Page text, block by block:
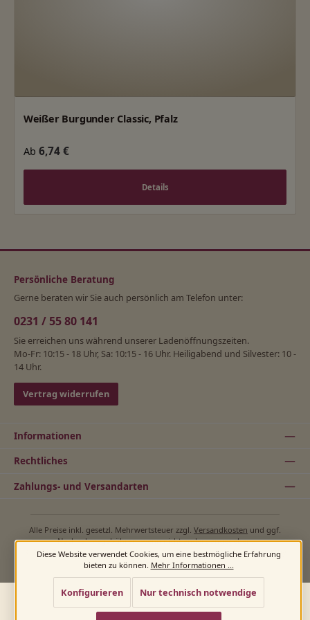
Weißer Burgunder Classic, Pfalz
Regulärer Preis:
Ab 6,74 €
Details
Persönliche Beratung
Gerne beraten wir Sie auch persönlich am Telefon unter:
0231 / 55 80 141
Sie erreichen uns während unserer Ladenöffnungszeiten.
Mo-Fr: 10:15 - 18 Uhr, Sa: 10:15 - 16 Uhr. Heiligabend und Silvester: 10 -
14 Uhr.
Vertrag widerrufen
Informationen
Rechtliches
Zahlungs- und Versandarten
Alle Preise inkl. gesetzl. Mehrwertsteuer zzgl. Versandkosten und ggf.
Nachnahmegebühren, wenn nicht anders angegeben.
© 2026 Zapfhahn, Simone Erpelding - Alle Rechte vorbehalten. Theme by
ThemeWare®
Diese Website verwendet Cookies, um eine bestmögliche Erfahrung
bieten zu können. Mehr Informationen ...
Nur technisch notwendige
Konfigurieren